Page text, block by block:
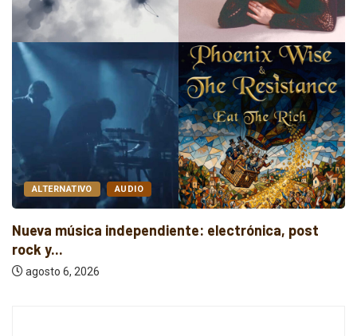
ALTERNATIVO AUDIO
Nueva música independiente: electrónica, post
rock y...
agosto 6, 2026